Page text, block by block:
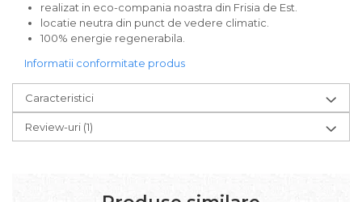
Otet bio
Ulei bio
Uleiuri esentiale alimentare bio
realizat in eco-compania noastra din Frisia de Est.
locatie neutra din punct de vedere climatic.
100% energie regenerabila.
Informatii conformitate produs
Caracteristici
Review-uri (1)